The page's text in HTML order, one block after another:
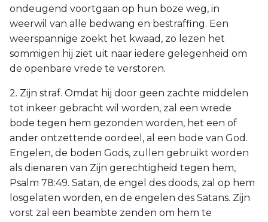
ondeugend voortgaan op hun boze weg, in
weerwil van alle bedwang en bestraffing. Een
weerspannige zoekt het kwaad, zo lezen het
sommigen hij ziet uit naar iedere gelegenheid om
de openbare vrede te verstoren.
2. Zijn straf. Omdat hij door geen zachte middelen
tot inkeer gebracht wil worden, zal een wrede
bode tegen hem gezonden worden, het een of
ander ontzettende oordeel, al een bode van God.
Engelen, de boden Gods, zullen gebruikt worden
als dienaren van Zijn gerechtigheid tegen hem,
Psalm 78:49. Satan, de engel des doods, zal op hem
losgelaten worden, en de engelen des Satans. Zijn
vorst zal een beambte zenden om hem te